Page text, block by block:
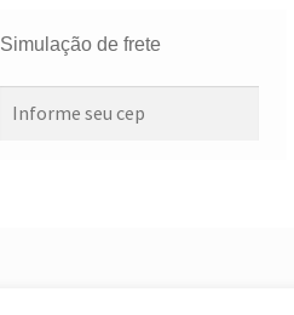
Simulação de frete